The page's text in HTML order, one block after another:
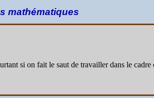
mathématiques
si on fait le saut de travailler dans le